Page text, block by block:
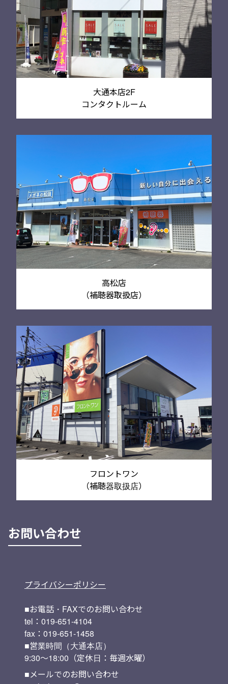
大通本店2F
コンタクトルーム
高松店
（補聴器取扱店）
フロントワン
（補聴器取扱店）
お問い合わせ
プライバシーポリシー
■お電話・FAXでのお問い合わせ
tel：019-651-4104
fax：019-651-1458
■営業時間（大通本店）
9:30～18:00（定休日：毎週水曜）
■メールでのお問い合わせ